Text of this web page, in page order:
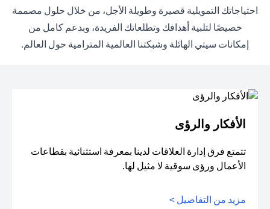
احتياجاتك التمويلية قصيرة وطويلة الأجل، من خلال حلول مصممة
خصيصًا لتلبية أهدافك وتطلعاتك الفريدة، وبدعم كامل من
إمكانات سيتي الهائلة وشبكتنا العالمية المترامية حول العالم.
الأفكار والرؤى
تتمتع فرق إدارة العلاقات لدينا بمعرفة استثنائية بقطاعات
الأعمال ورؤى سوقية لا مثيل لها.
مزيد من التفاصيل >